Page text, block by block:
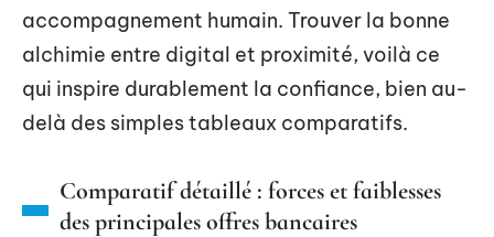
accompagnement humain. Trouver la bonne
alchimie entre digital et proximité, voilà ce
qui inspire durablement la confiance, bien au-
delà des simples tableaux comparatifs.
Comparatif détaillé : forces et faiblesses
des principales offres bancaires